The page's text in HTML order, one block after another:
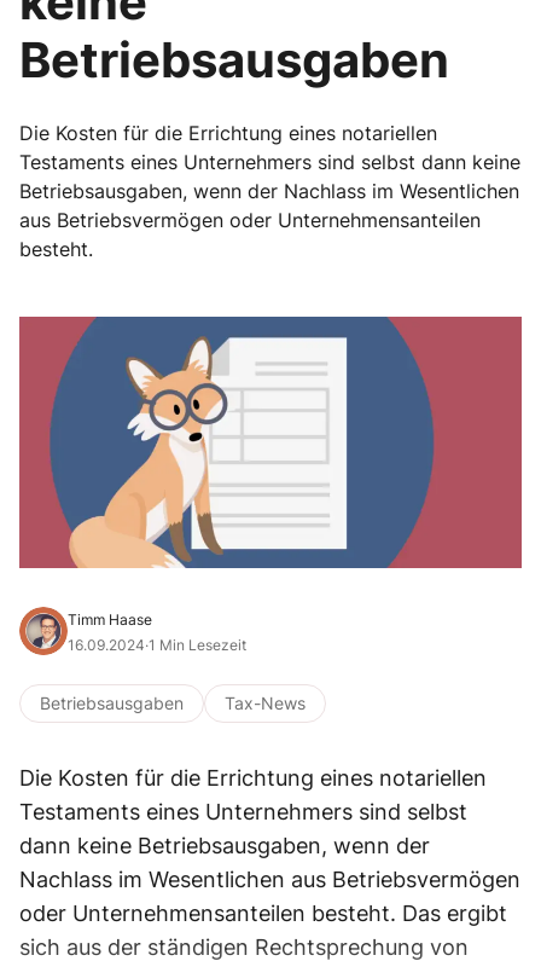
Betriebsausgaben
Die Kosten für die Errichtung eines notariellen
Testaments eines Unternehmers sind selbst dann keine
Betriebsausgaben, wenn der Nachlass im Wesentlichen
aus Betriebsvermögen oder Unternehmensanteilen
besteht.
Timm Haase
16.09.2024·1 Min Lesezeit
Betriebsausgaben Tax-News
Die Kosten für die Errichtung eines notariellen
Testaments eines Unternehmers sind selbst
dann keine Betriebsausgaben, wenn der
Nachlass im Wesentlichen aus Betriebsvermögen
oder Unternehmensanteilen besteht. Das ergibt
sich aus der ständigen Rechtsprechung von